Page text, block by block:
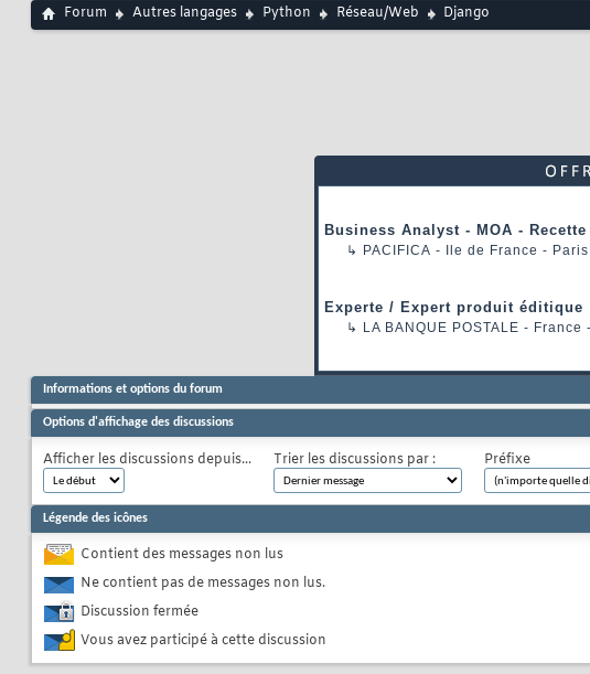
Forum Autres langages Python Réseau/Web Django
Business Analyst - MOA - Recette
↳ PACIFICA - Ile de France -
Experte / Expert produit éditique
↳ LA BANQUE POSTALE - France
Informations et options du forum
Options d'affichage des discussions
Afficher les discussions depuis... Trier les discussions par : Préfixe
Légende des icônes
Contient des messages non lus
Ne contient pas de messages non lus.
Discussion fermée
Vous avez participé à cette discussion